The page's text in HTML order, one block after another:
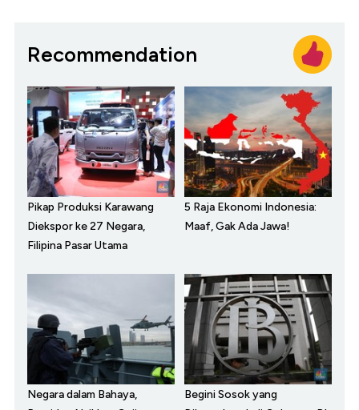
Recommendation
Pikap Produksi Karawang
Diekspor ke 27 Negara,
Filipina Pasar Utama
5 Raja Ekonomi Indonesia:
Maaf, Gak Ada Jawa!
Negara dalam Bahaya,
Begini Sosok yang